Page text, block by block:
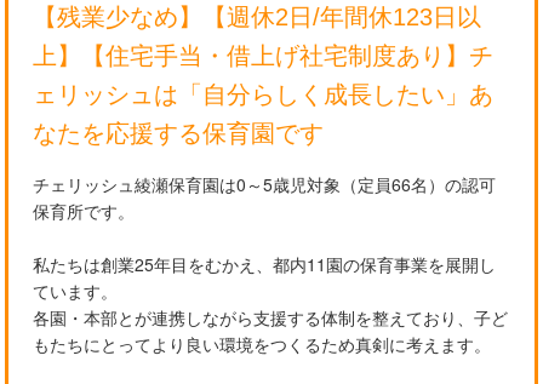
【残業少なめ】【週休2日/年間休123日以
上】【住宅手当・借上げ社宅制度あり】チ
ェリッシュは「自分らしく成長したい」あ
なたを応援する保育園です
チェリッシュ綾瀬保育園は0～5歳児対象（定員66名）の認可
保育所です。
私たちは創業25年目をむかえ、都内11園の保育事業を展開し
ています。
各園・本部とが連携しながら支援する体制を整えており、子ど
もたちにとってより良い環境をつくるため真剣に考えます。